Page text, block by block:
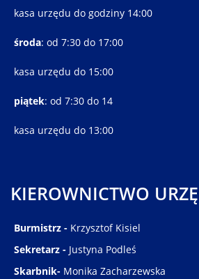
kasa urzędu do godziny 14:00
środa: od 7:30 do 17:00
kasa urzędu do 15:00
piątek: od 7:30 do 14
kasa urzędu do 13:00
KIEROWNICTWO
Burmistrz - Krzysztof Kisiel
Sekretarz - Justyna Podleś
Skarbnik- Monika Zacharzewska